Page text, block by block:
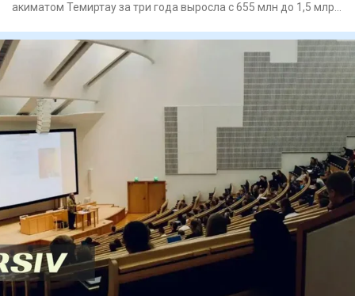
акиматом Темиртау за три года выросла с 655 млн до 1,5 млрд